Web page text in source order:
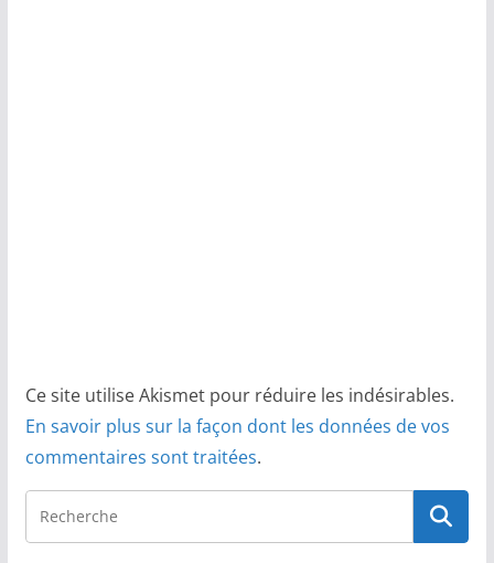
Ce site utilise Akismet pour réduire les indésirables.
En savoir plus sur la façon dont les données de vos
commentaires sont traitées.